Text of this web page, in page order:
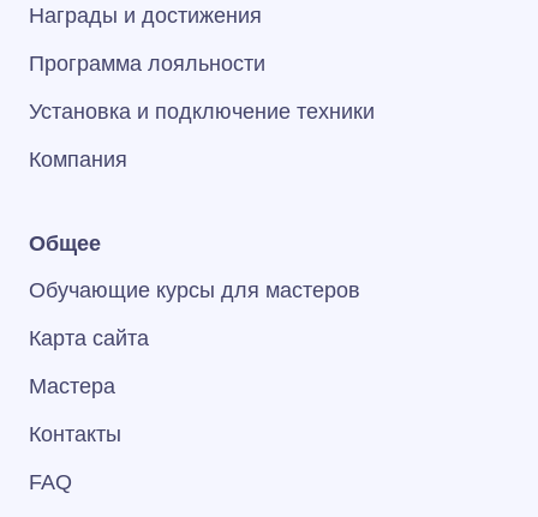
Награды и достижения
Программа лояльности
Установка и подключение техники
Компания
Общее
Обучающие курсы для мастеров
Карта сайта
Мастера
Контакты
FAQ